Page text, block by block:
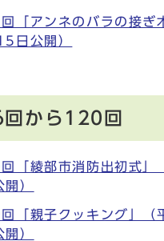
「アンネのバラの接ぎ
日公開）
から120回
「綾部市消防出初式」
）
「親子クッキング」（
）